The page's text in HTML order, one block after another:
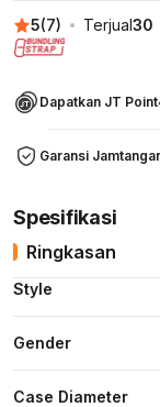
5(7) Terjual30
Dapatkan JT Point
Garansi
Spesifikasi
Ringkasan
Style
Gender
Case Diameter